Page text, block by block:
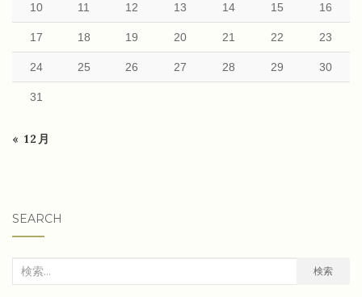
10 11 12 13 14 15 16
17 18 19 20 21 22 23
24 25 26 27 28 29 30
31
« 12月
SEARCH
検
検索